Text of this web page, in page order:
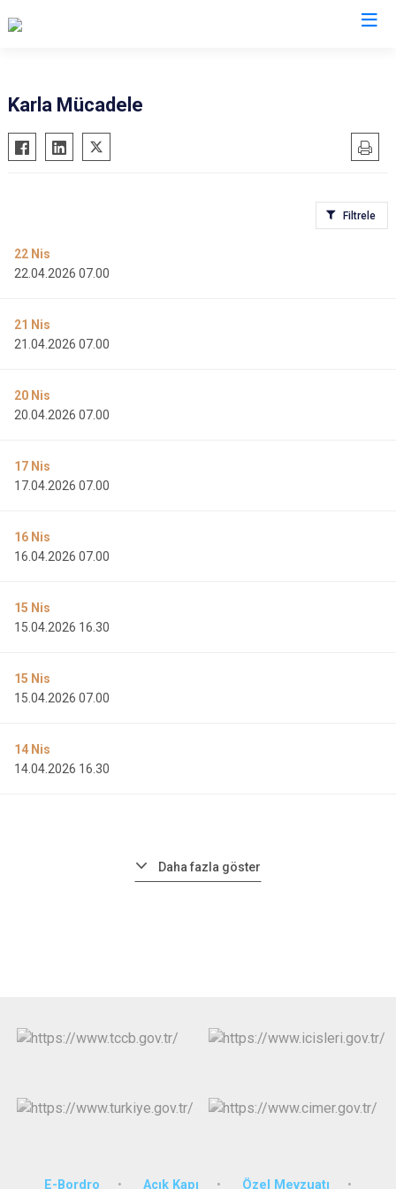
Karla Mücadele
Filtrele
22 Nis
22.04.2026 07.00
21 Nis
21.04.2026 07.00
20 Nis
20.04.2026 07.00
17 Nis
17.04.2026 07.00
16 Nis
16.04.2026 07.00
15 Nis
15.04.2026 16.30
15 Nis
15.04.2026 07.00
14 Nis
14.04.2026 16.30
Daha fazla göster
E-Bordro Açık Kapı Özel Mevzuatı